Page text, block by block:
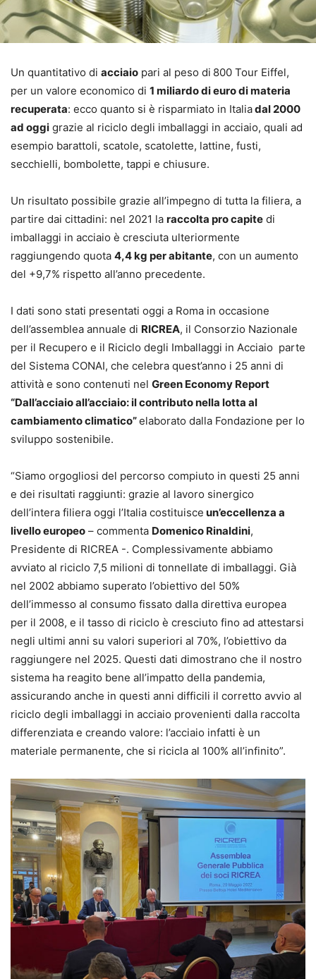
Un quantitativo di acciaio pari al peso di 800 Tour Eiffel,
per un valore economico di 1 miliardo di euro di materia
recuperata: ecco quanto si è risparmiato in Italiadal 2000
ad oggi grazie al riciclo degli imballaggi in acciaio, quali ad
esempio barattoli, scatole, scatolette, lattine, fusti,
secchielli, bombolette, tappi e chiusure.
Un risultato possibile grazie all’impegno di tutta la filiera, a
partire dai cittadini: nel 2021 la raccolta pro capite di
imballaggi in acciaio è cresciuta ulteriormente
raggiungendo quota 4,4 kg per abitante, con un aumento
del +9,7% rispetto all’anno precedente.
I dati sono stati presentati oggi a Roma in occasione
dell’assemblea annuale di RICREA, il Consorzio Nazionale
per il Recupero e il Riciclo degli Imballaggi in Acciaio parte
del Sistema CONAI, che celebra quest’anno i 25 anni di
attività e sono contenuti nel Green Economy Report
“Dall’acciaio all’acciaio: il contributo nella lotta al
cambiamento climatico”elaborato dalla Fondazione per lo
sviluppo sostenibile.
“Siamo orgogliosi del percorso compiuto in questi 25 anni
e dei risultati raggiunti: grazie al lavoro sinergico
dell’intera filiera oggi l’Italia costituisce un’eccellenza a
livello europeo – commenta Domenico Rinaldini,
Presidente di RICREA -. Complessivamente abbiamo
avviato al riciclo 7,5 milioni di tonnellate di imballaggi. Già
nel 2002 abbiamo superato l’obiettivo del 50%
dell’immesso al consumo fissato dalla direttiva europea
per il 2008, e il tasso di riciclo è cresciuto fino ad attestarsi
negli ultimi anni su valori superiori al 70%, l’obiettivo da
raggiungere nel 2025. Questi dati dimostrano che il nostro
sistema ha reagito bene all’impatto della pandemia,
assicurando anche in questi anni difficili il corretto avvio al
riciclo degli imballaggi in acciaio provenienti dalla raccolta
differenziata e creando valore: l’acciaio infatti è un
materiale permanente, che si ricicla al 100% all’infinito”.